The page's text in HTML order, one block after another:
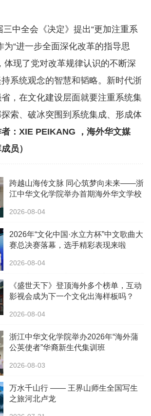
全会《决定》提出“更加注重系
为“进一步全面深化改革的指导思
体现了党对改革规律认识的不断深
系统观念的智慧和韬略。新时代浙
，在文化建设层面就要注重系统集
索、破冰突围到系统集成、形成体
者：XIE PEIKANG ，海外华文媒
员）
跨越山海传文脉 同心筑梦向未来——浙
江中华文化学院举办首期海外华文学校
2026-08-04
2026年“文化中国·水立方杯”中文歌曲大
赛总决赛落幕，选手精彩表现来啦
2026-08-04
《盛世天下》登顶海外多个榜单，互动
影视会成为下一个文化出海样板吗？
2026-08-04
浙江中华文化学院举办2026年“海外蒲
公英使者”华裔新生代集训班
2026-08-03
万水千山行 —— 王界山师生全国写生
之旅河北卢龙